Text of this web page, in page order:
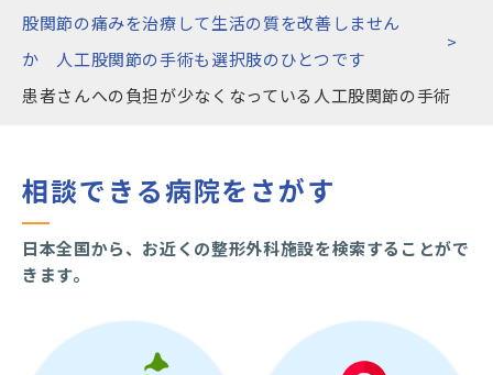
股関節の痛みを治療して生活の質を改善しません
か 人工股関節の手術も選択肢のひとつです
患者さんへの負担が少なくなっている人工股関節の手術
相談できる病院をさがす
日本全国から、お近くの整形外科施設を検索することがで
きます。